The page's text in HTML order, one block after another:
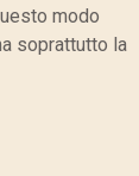
modo
soprattutto la